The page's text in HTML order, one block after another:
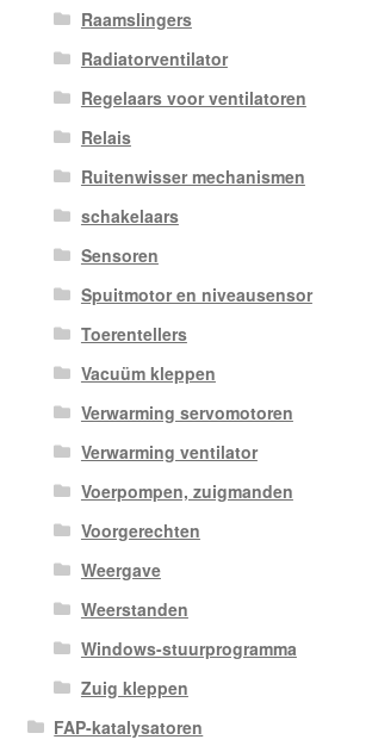
Raamslingers
Radiatorventilator
Regelaars voor ventilatoren
Relais
Ruitenwisser mechanismen
schakelaars
Sensoren
Spuitmotor en niveausensor
Toerentellers
Vacuüm kleppen
Verwarming servomotoren
Verwarming ventilator
Voerpompen, zuigmanden
Voorgerechten
Weergave
Weerstanden
Windows-stuurprogramma
Zuig kleppen
FAP-katalysatoren